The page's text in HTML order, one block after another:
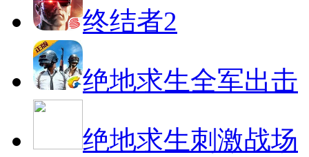
终结者2
绝地求生全军出击
绝地求生刺激战场